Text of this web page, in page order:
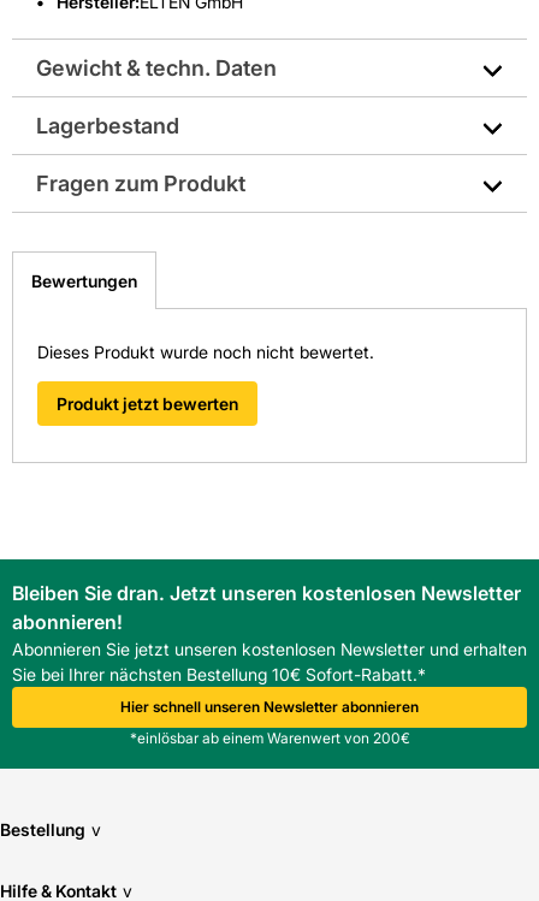
Gewicht & techn. Daten
Hersteller-Art.-Nr.: 16771-44
EAN: 4035877960009
Lagerbestand
Fragen zum Produkt
weitergeleitet zu werden. Wir werden Ihre Anfrage
schnellstmöglich bearbeiten.
Bewertungen
Dieses Produkt wurde noch nicht bewertet.
Produkt jetzt bewerten
Bleiben Sie dran. Jetzt unseren kostenlosen Newsletter
abonnieren!
Abonnieren Sie jetzt unseren kostenlosen Newsletter und erhalten
Sie bei Ihrer nächsten Bestellung 10€ Sofort-Rabatt.*
Hier schnell unseren Newsletter abonnieren
*einlösbar ab einem Warenwert von 200€
Bestellung v
Hilfe & Kontakt v